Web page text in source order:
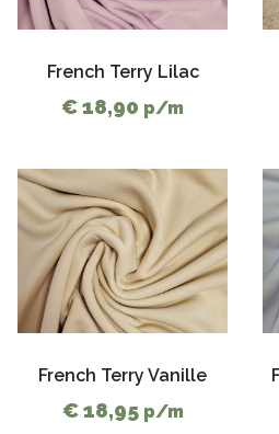
French Terry Lilac
€ 18,90 p/m
French Terry Vanille
€ 18,95 p/m